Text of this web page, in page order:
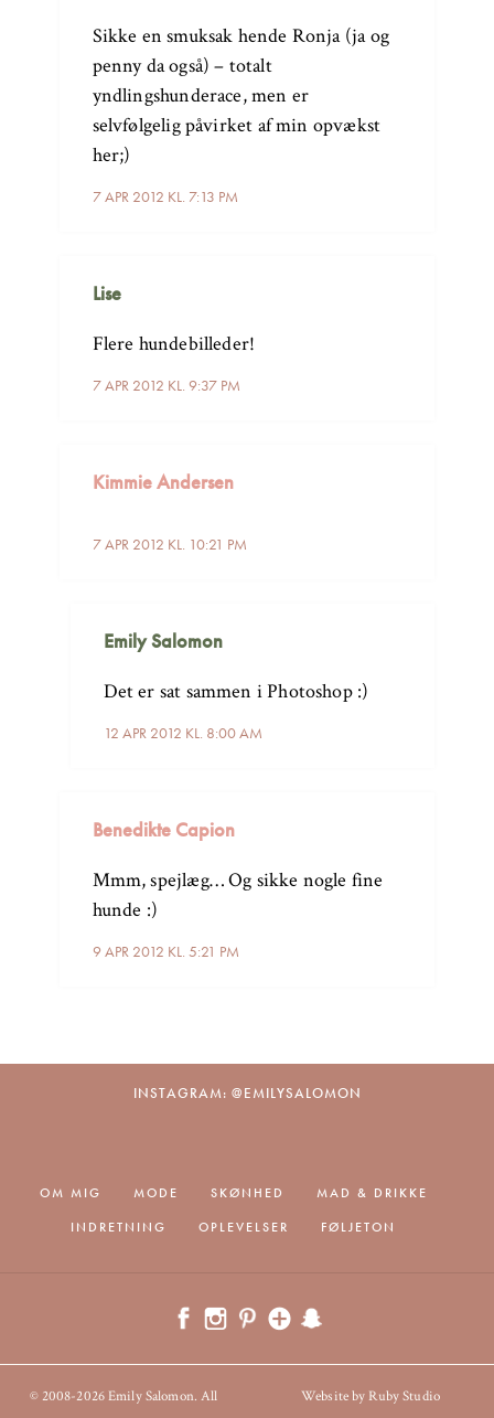
7 APR 2012 KL. 7:13 PM
Sikke en smuksak hende Ronja (ja og
penny da også) – totalt
yndlingshunderace, men er
selvfølgelig påvirket af min opvækst
her;)
Lise
7 APR 2012 KL. 9:37 PM
Flere hundebilleder!
Kimmie Andersen
7 APR 2012 KL. 10:21 PM
Emily Salomon
12 APR 2012 KL. 8:00 AM
Det er sat sammen i Photoshop :)
Benedikte Capion
9 APR 2012 KL. 5:21 PM
Mmm, spejlæg… Og sikke nogle fine
hunde :)
INSTAGRAM: @EMILYSALOMON
OM MIG MODE SKØNHED
MAD & DRIKKE
INDRETNING
OPLEVELSER FØLJETON
© 2008-2026 Emily Salomon. All
Website by Ruby Studio